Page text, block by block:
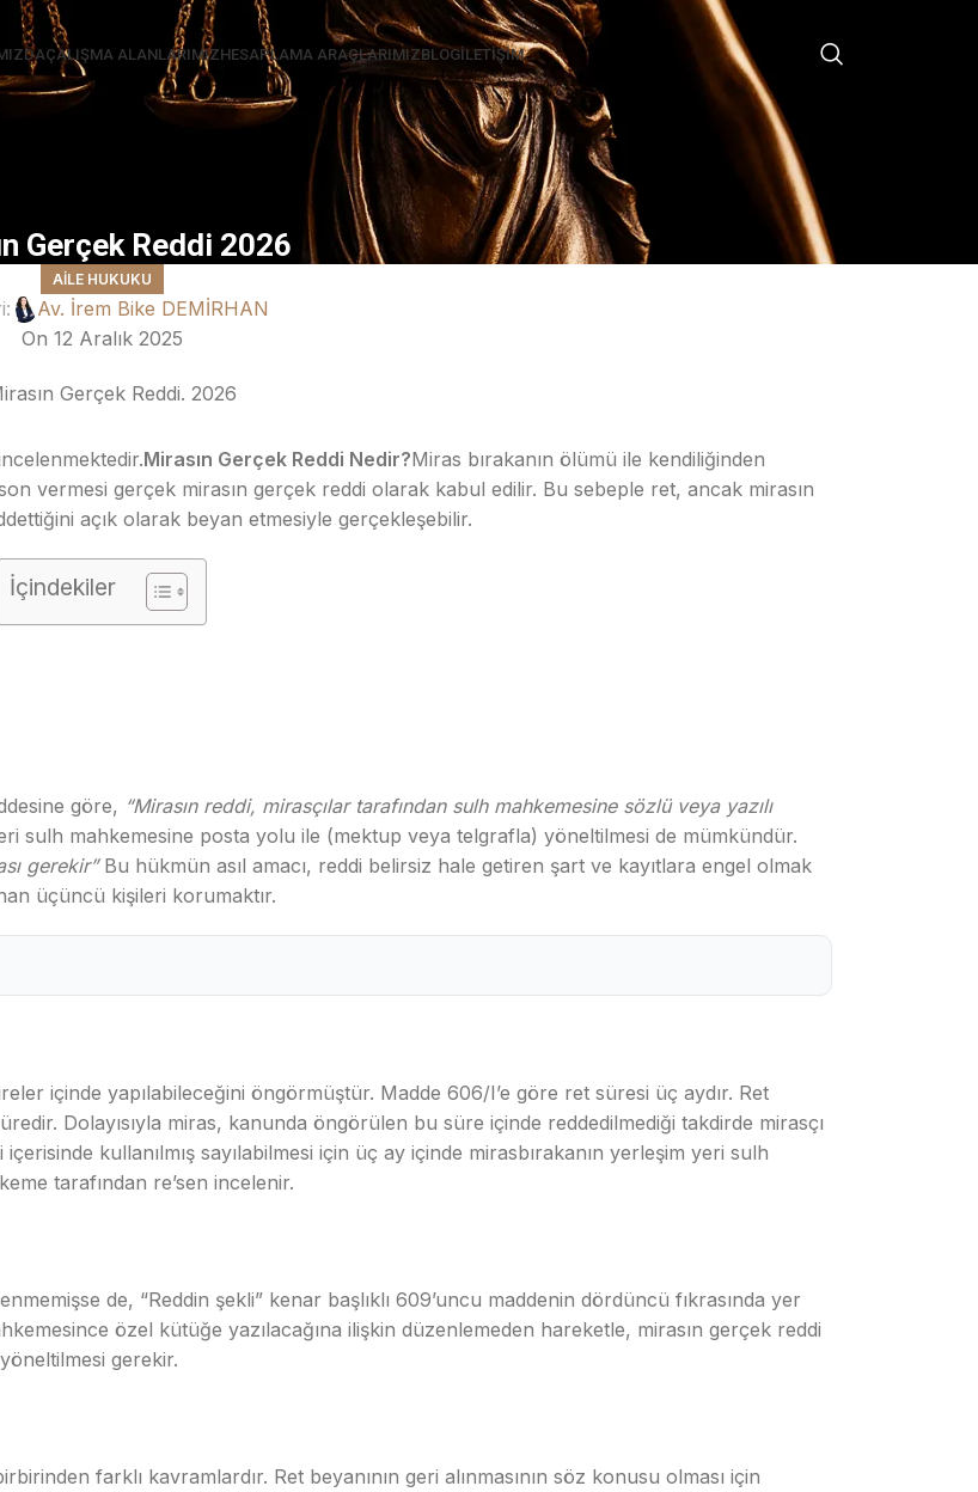
ÇALIŞMA ALANLARIMIZHESAPLAMA ARAÇLARIMIZBLOGİLETIŞIM
Gerçek Reddi 2026
AILE HUKUKU
Av. İrem Bike DEMİRHAN
On 12 Aralık 2025
Mirasın Gerçek Reddi Nedir?Miras bırakanın ölümü ile kendiliğinden
son vermesi gerçek mirasın gerçek reddi olarak kabul edilir. Bu sebeple ret, ancak mirasın
açık olarak beyan etmesiyle gerçekleşebilir.
İçindekiler
göre, “Mirasın reddi, mirasçılar tarafından sulh mahkemesine sözlü veya yazılı
sulh mahkemesine posta yolu ile (mektup veya telgrafla) yöneltilmesi de mümkündür.
gerekir”Bu hükmün asıl amacı, reddi belirsiz hale getiren şart ve kayıtlara engel olmak
üçüncü kişileri korumaktır.
içinde yapılabileceğini öngörmüştür. Madde 606/I’e göre ret süresi üç aydır. Ret
Dolayısıyla miras, kanunda öngörülen bu süre içinde reddedilmediği takdirde mirasçı
kullanılmış sayılabilmesi için üç ay içinde mirasbırakanın yerleşim yeri sulh
tarafından re’sen incelenir.
de, “Reddin şekli” kenar başlıklı 609’uncu maddenin dördüncü fıkrasında yer
özel kütüğe yazılacağına ilişkin düzenlemeden hareketle, mirasın gerçek reddi
gerekir.
farklı kavramlardır. Ret beyanının geri alınmasının söz konusu olması için